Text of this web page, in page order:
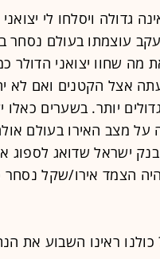
גדולה ויסלחו לי
עוצמתו בעולם נסחר
מה שחוו יצואני הדולר
אצל הקטנים ואם לא
יותר. בשערים כאלו
על מצב האירו בעולם
ישראל שדואג לספוג
ראינו השבוע את